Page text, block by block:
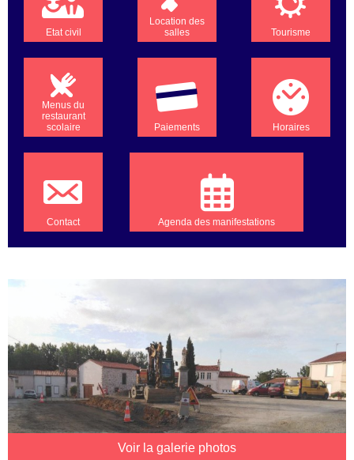
Etat civil
Location des
salles
Tourisme
Menus du
restaurant
scolaire
Paiements Horaires
Contact Agenda des manifestations
Voir la galerie photos